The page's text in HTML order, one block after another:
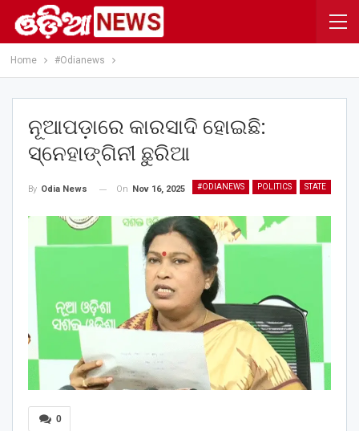
Home #Odianews
ନୂଆପଡ଼ାରେ କାରସାଦି ହୋଇଛି:
ସ୍ନେହାଙ୍ଗିନୀ ଛୁରିଆ
#ODIANEWS POLITICS STATE
By Odia News On Nov 16, 2025
0